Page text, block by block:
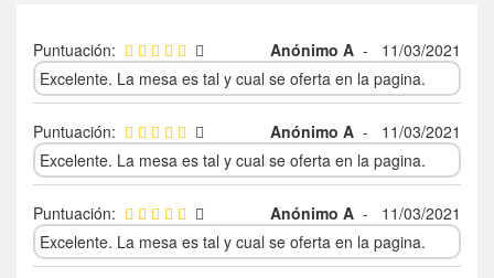
Puntuación: Anónimo A -
11/03/2021
Excelente. La mesa es tal y cual se oferta en la pagina.
Puntuación: Anónimo A -
11/03/2021
Excelente. La mesa es tal y cual se oferta en la pagina.
Puntuación: Anónimo A -
11/03/2021
Excelente. La mesa es tal y cual se oferta en la pagina.